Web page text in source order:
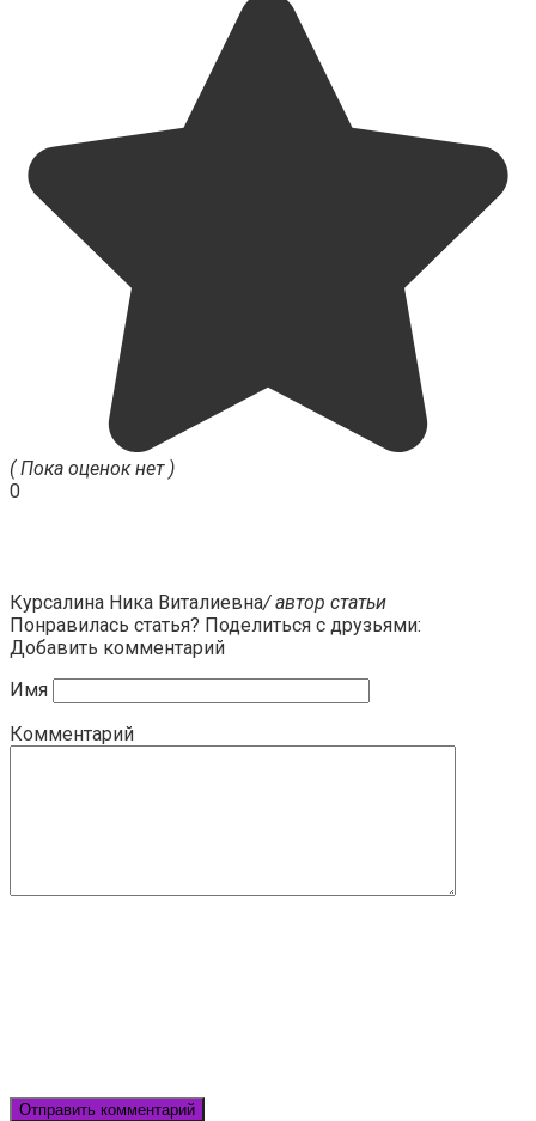
( Пока оценок нет )
0
Курсалина Ника Виталиевна/ автор статьи
Понравилась статья? Поделиться с друзьями:
Добавить комментарий
Имя
Комментарий